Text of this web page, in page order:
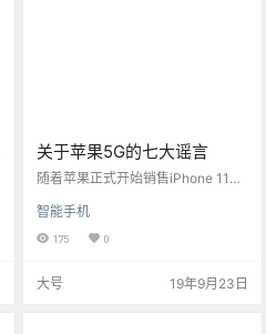
关于苹果5G的七大谣言
随着苹果正式开始销售iPhone 11和i
超高速5G网络全球蔓延之际，投资
新款4G手机是否是个好主意。
智能手机
175 0
大号 19年9月23日